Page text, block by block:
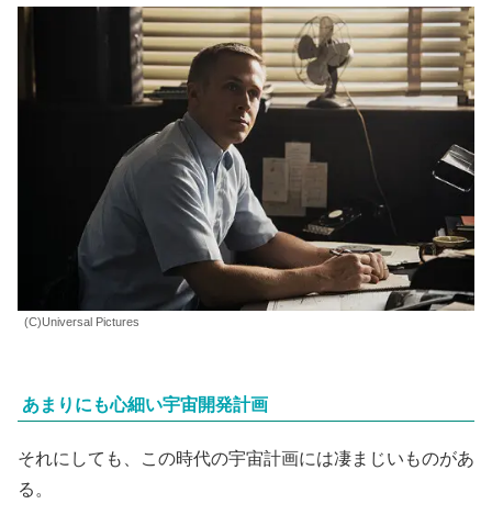
(C)Universal Pictures
あまりにも心細い宇宙開発計画
それにしても、この時代の宇宙計画には凄まじいものがあ
る。